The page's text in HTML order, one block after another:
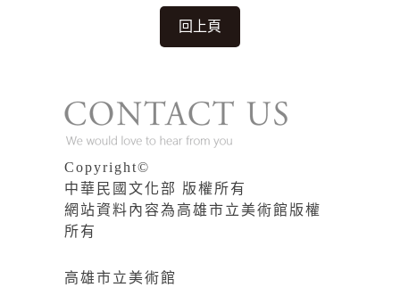
回上頁
Copyright©
中華民國文化部 版權所有
網站資料內容為高雄市立美術館版權
所有
高雄市立美術館